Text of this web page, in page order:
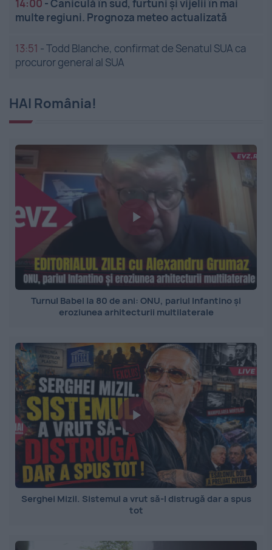
14:00 -Caniculă în sud, furtuni și vijelii în mai
multe regiuni. Prognoza meteo actualizată
13:51 -Todd Blanche, confirmat de Senatul SUA ca
procuror general al SUA
HAI România!
Turnul Babel la 80 de ani: ONU, pariul Infantino și
eroziunea arhitecturii multilaterale
Serghei Mizil. Sistemul a vrut să-l distrugă dar a spus
tot